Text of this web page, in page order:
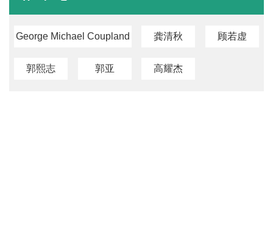
George Michael Coupland 龚清秋 顾若虚
郭熙志 郭亚 高耀杰